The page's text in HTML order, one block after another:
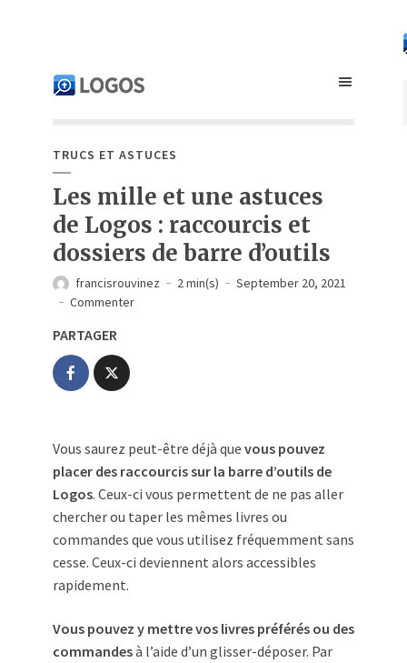
TRUCS ET ASTUCES
Les mille et une astuces
de Logos : raccourcis et
dossiers de barre d’outils
francisrouvinez 2 min(s)
September 20, 2021
Commenter
PARTAGER
Vous saurez peut-être déjà que vous pouvez
placer des raccourcis sur la barre d’outils de
Logos. Ceux-ci vous permettent de ne pas aller
chercher ou taper les mêmes livres ou
commandes que vous utilisez fréquemment sans
cesse. Ceux-ci deviennent alors accessibles
rapidement.
Vous pouvez y mettre vos livres préférés ou des
commandesà l’aide d’un glisser-déposer. Par